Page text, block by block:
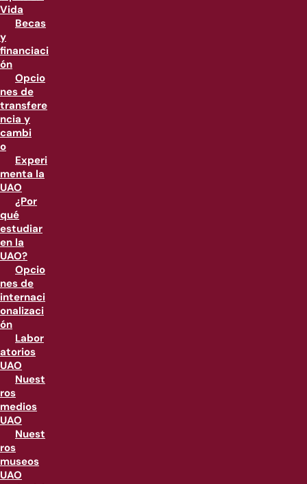
Vida
Becas
y
financiaci
ón
Opcio
nes de
transfere
ncia y
cambi
o
Experi
menta la
UAO
¿Por
qué
estudiar
en la
UAO?
Opcio
nes de
internaci
onalizaci
ón
Labor
atorios
UAO
Nuest
ros
medios
UAO
Nuest
ros
museos
UAO